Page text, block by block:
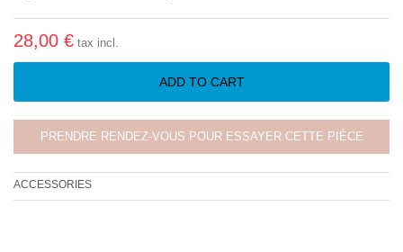
28,00 € tax incl.
ADD TO CART
PRENDRE RENDEZ-VOUS POUR ESSAYER CETTE PIÈCE
ACCESSORIES